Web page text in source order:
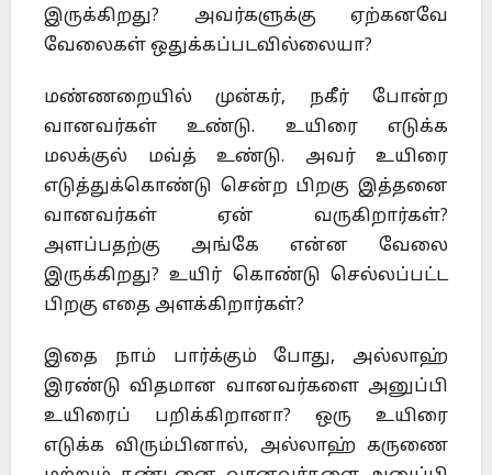
இருக்கிறது? அவர்களுக்கு ஏற்கனவே
வேலைகள் ஒதுக்கப்படவில்லையா?
மண்ணறையில் முன்கர், நகீர் போன்ற
வானவர்கள் உண்டு. உயிரை எடுக்க
மலக்குல் மவ்த் உண்டு. அவர் உயிரை
எடுத்துக்கொண்டு சென்ற பிறகு இத்தனை
வானவர்கள் ஏன் வருகிறார்கள்?
அளப்பதற்கு அங்கே என்ன வேலை
இருக்கிறது? உயிர் கொண்டு செல்லப்பட்ட
பிறகு எதை அளக்கிறார்கள்?
இதை நாம் பார்க்கும் போது, அல்லாஹ்
இரண்டு விதமான வானவர்களை அனுப்பி
உயிரைப் பறிக்கிறானா? ஒரு உயிரை
எடுக்க விரும்பினால், அல்லாஹ் கருணை